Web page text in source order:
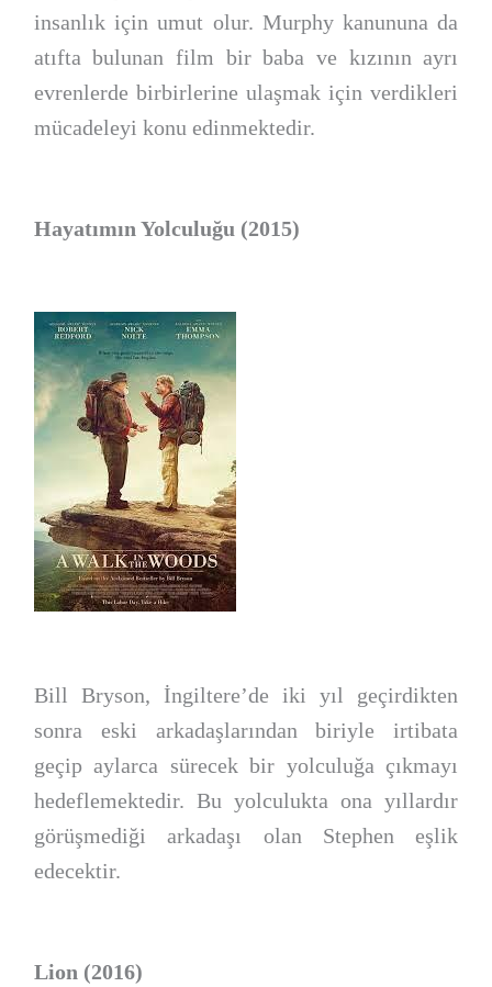
insanlık için umut olur. Murphy kanununa da
atıfta bulunan film bir baba ve kızının ayrı
evrenlerde birbirlerine ulaşmak için verdikleri
mücadeleyi konu edinmektedir.
Hayatımın Yolculuğu (2015)
Bill Bryson, İngiltere’de iki yıl geçirdikten
sonra eski arkadaşlarından biriyle irtibata
geçip aylarca sürecek bir yolculuğa çıkmayı
hedeflemektedir. Bu yolculukta ona yıllardır
görüşmediği arkadaşı olan Stephen eşlik
edecektir.
Lion (2016)